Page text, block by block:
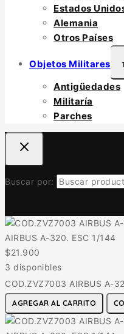
Estados
Alemania
Otros Países
Objetos Militares
Antigüedades
Militaría
Parches
Buscar por:
AIRBUS A-320. ESC 1/144
$21.900
3 disponibles
COD.ZVZ7003 AIRBUS A-
AGREGAR AL CARRITO